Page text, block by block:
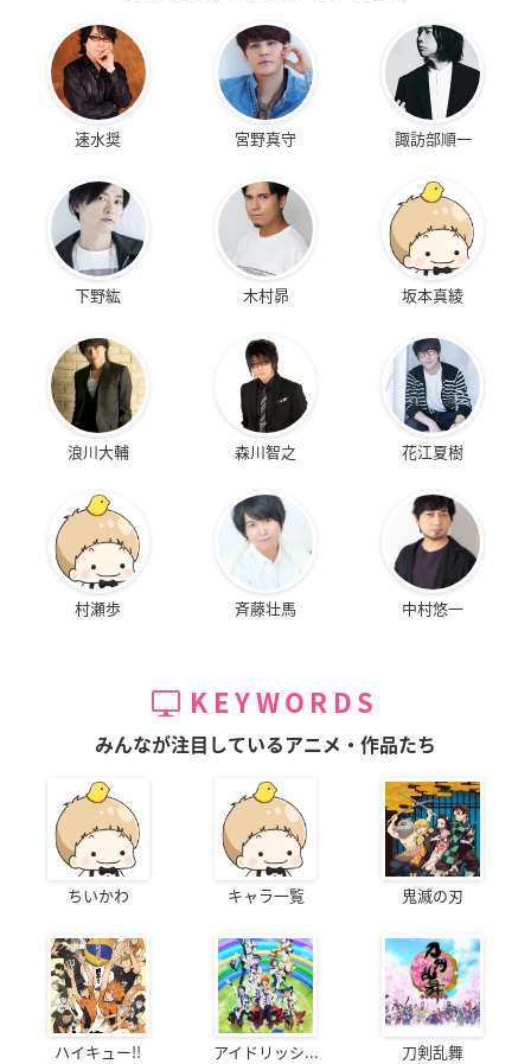
速水奨 宮野真守 諏訪部順一
下野紘 木村昴 坂本真綾
浪川大輔 森川智之 花江夏樹
村瀬歩 斉藤壮馬 中村悠一
KEYWORDS
みんなが注目しているアニメ・作品たち
ちいかわ キャラ一覧 鬼滅の刃
ハイキュー!! アイドリッシ... 刀剣乱舞